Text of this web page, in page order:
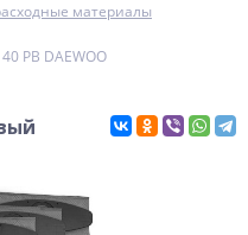
материалы
PB DAEWOO